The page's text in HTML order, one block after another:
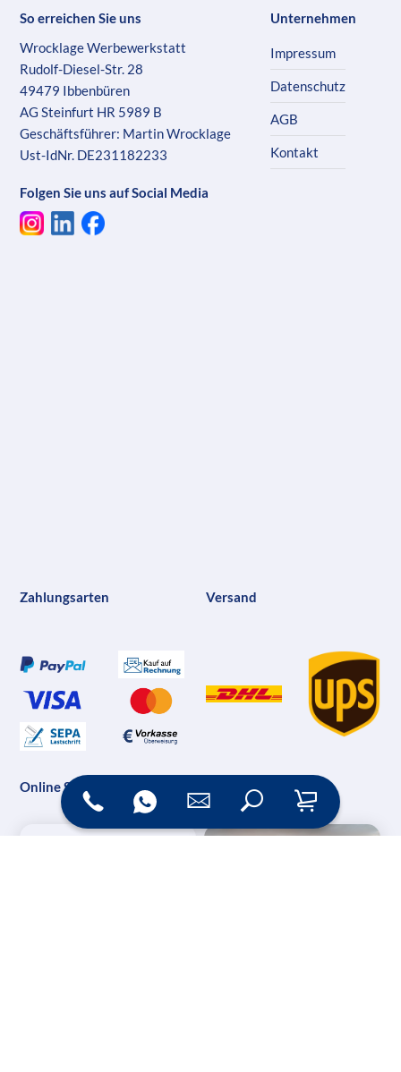
So erreichen Sie uns
Wrocklage Werbewerkstatt
Rudolf-Diesel-Str. 28
49479 Ibbenbüren
AG Steinfurt HR 5989 B
Geschäftsführer: Martin Wrocklage
Ust-IdNr. DE231182233
Folgen Sie uns auf Social Media
Unternehmen
Impressum
Datenschutz
AGB
Kontakt
Zahlungsarten Versand
Online Shop